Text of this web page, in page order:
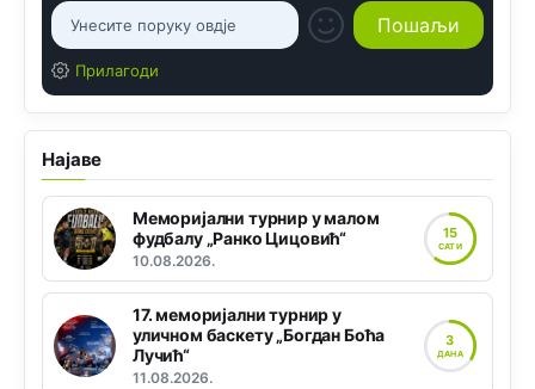
Прилагоди
Најаве
Меморијални турнир у малом
фудбалу „Ранко Цицовић“
10.08.2026.
15
САТИ
17. меморијални турнир у
уличном баскету „Богдан Боћа
Лучић“
11.08.2026.
3
ДАНА